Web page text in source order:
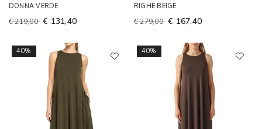
DONNA VERDE
€ 219,00 € 131,40
RIGHE BEIGE
€ 279,00 € 167,40
40% 40%